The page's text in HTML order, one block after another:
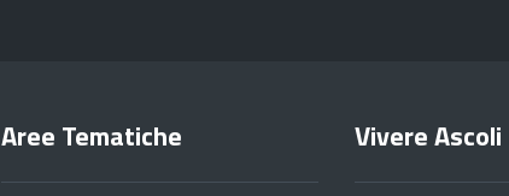
Aree Tematiche Vivere